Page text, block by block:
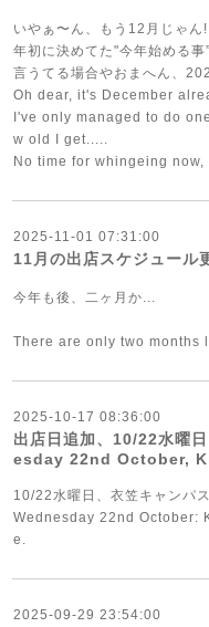
いやぁ〜ん、もう12月じゃん
年初に決めてた"今年始める
言うてる場合やおまへん、
Oh dear, it's December
I've only managed to do
w old I get.....
No time for whingeing
2025-11-01 07:31:00
11月の出店スケジュー
今年も後、二ヶ月か...
There are only two months
2025-10-17 08:36:00
出店日追加、10/22水曜
esday 22nd October,
10/22水曜日、衣笠キャンパ
Wednesday 22nd October:
e.
2025-09-29 23:54:00